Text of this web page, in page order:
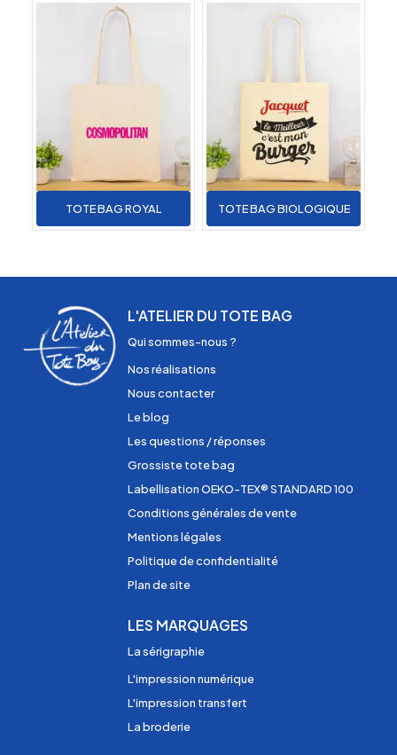
TOTE BAG ROYAL TOTE BAG BIOLOGIQUE
L'ATELIER DU TOTE BAG
Qui sommes-nous ?
Nos réalisations
Nous contacter
Le blog
Les questions / réponses
Grossiste tote bag
Labellisation OEKO-TEX® STANDARD 100
Conditions générales de vente
Mentions légales
Politique de confidentialité
Plan de site
LES MARQUAGES
La sérigraphie
L'impression numérique
L'impression transfert
La broderie